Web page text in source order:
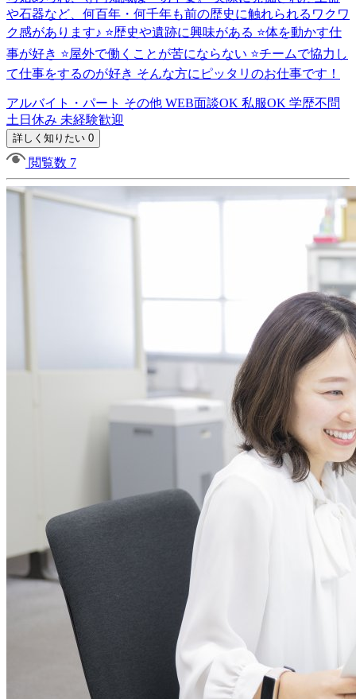
や石器など、何百年・何千年も前の歴史に触れられるワクワ
ク感があります♪ ⭐歴史や遺跡に興味がある ⭐体を動かす仕
事が好き ⭐屋外で働くことが苦にならない ⭐チームで協力し
て仕事をするのが好き そんな方にピッタリのお仕事です！
アルバイト・パート その他 WEB面談OK 私服OK 学歴不問
土日休み 未経験歓迎
詳しく知りたい 0
閲覧数 7